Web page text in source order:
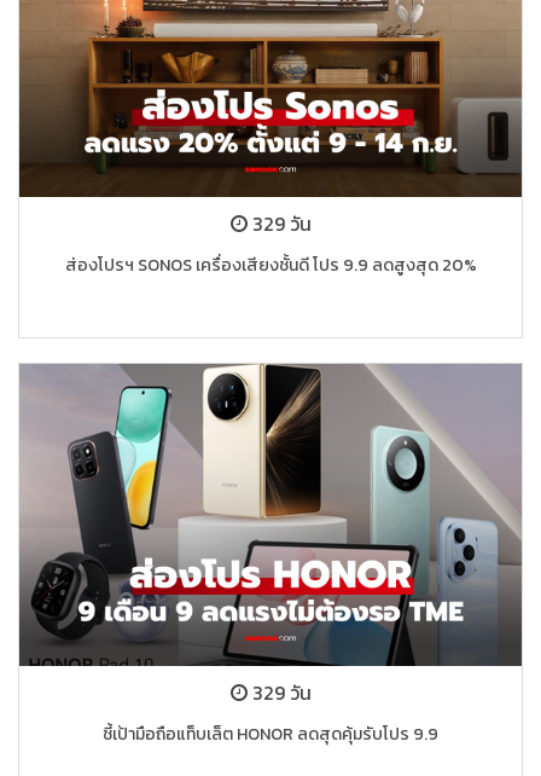
329 วัน
ส่องโปรฯ SONOS เครื่องเสียงชั้นดี โปร 9.9 ลดสูงสุด 20%
329 วัน
ชี้เป้ามือถือแท็บเล็ต HONOR ลดสุดคุ้มรับโปร 9.9